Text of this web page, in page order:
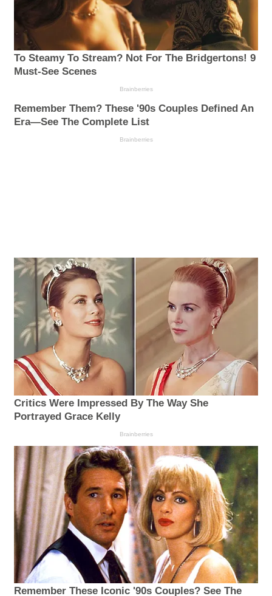
To Steamy To Stream? Not For The Bridgertons! 9
Must-See Scenes
Brainberries
Remember Them? These '90s Couples Defined An
Era—See The Complete List
Brainberries
Critics Were Impressed By The Way She
Portrayed Grace Kelly
Brainberries
Remember These Iconic '90s Couples? See The